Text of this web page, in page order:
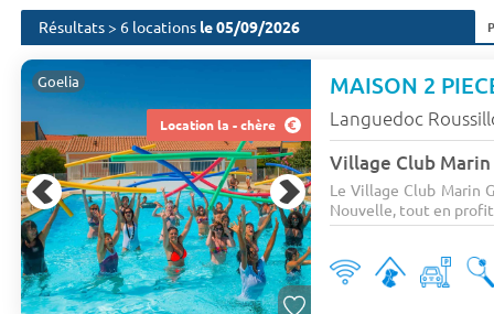
Résultats > 6 locations le 05/09/2026
Location la - chère
Goelia MAISON 2
Languedoc
Village Club
Le Village Club Marin
Nouvelle, tout en